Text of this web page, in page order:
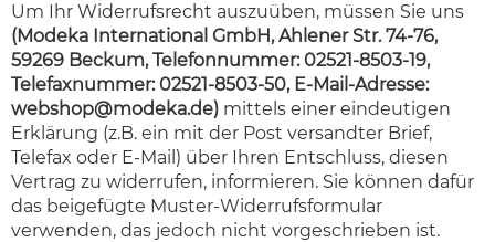
Um Ihr Widerrufsrecht auszuüben, müssen Sie uns
(Modeka International GmbH, Ahlener Str. 74-76,
59269 Beckum, Telefonnummer: 02521-8503-19,
Telefaxnummer: 02521-8503-50, E-Mail-Adresse:
webshop@modeka.de) mittels einer eindeutigen
Erklärung (z.B. ein mit der Post versandter Brief,
Telefax oder E-Mail) über Ihren Entschluss, diesen
Vertrag zu widerrufen, informieren. Sie können dafür
das beigefügte Muster-Widerrufsformular
verwenden, das jedoch nicht vorgeschrieben ist.